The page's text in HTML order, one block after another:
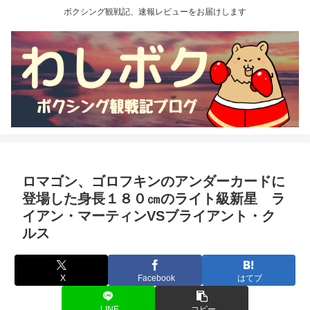
ボクシング観戦記、速報レビューをお届けします
ロマゴン、ゴロフキンのアンダーカードに
登場した身長１８０㎝のライト級新星 ラ
イアン・マーティンVSブライアント・ク
ルス
X Facebook はてブ